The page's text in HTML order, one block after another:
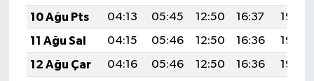
10 Ağu Pts
04:13 05:45 12:50 16:37
19:46
11 Ağu Sal
04:15 05:46 12:50 16:36
19:45
12 Ağu Çar
04:16 05:46 12:50 16:36
19:44